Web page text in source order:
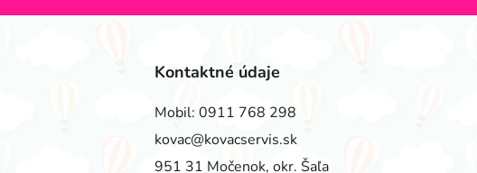
Kontaktné údaje
Mobil: 0911 768 298
kovac@kovacservis.sk
951 31 Močenok, okr. Šaľa